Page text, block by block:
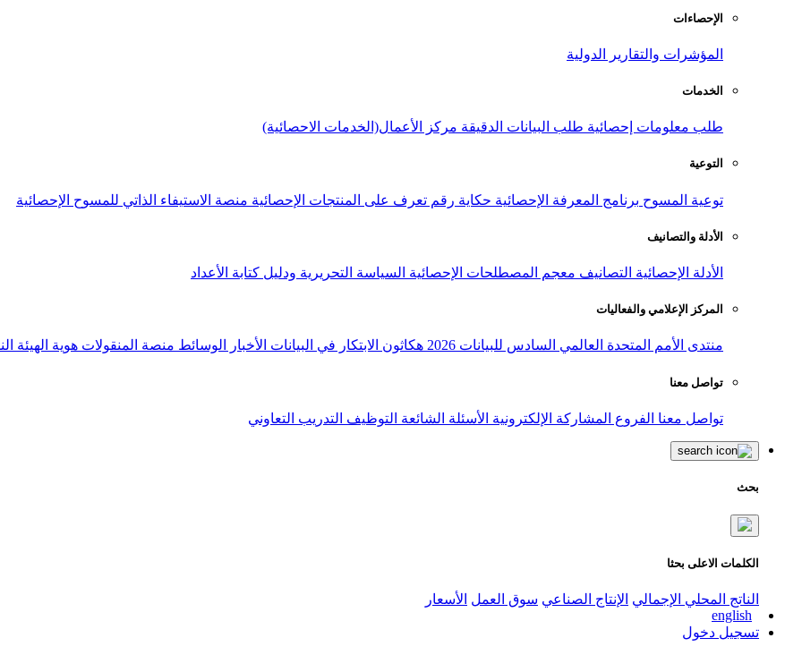
الإحصاءات
المؤشرات والتقارير الدولية
الخدمات
طلب معلومات إحصائية طلب البيانات الدقيقة مركز الأعمال(الخدمات الاحصائية)
التوعية
توعية المسوح برنامج المعرفة الإحصائية حكاية رقم تعرف على المنتجات الإحصائية منصة الاستيفاء الذاتي للمسوح الإحصائية
الأدلة والتصانيف
الأدلة الإحصائية التصانيف معجم المصطلحات الإحصائية السياسة التحريرية ودليل كتابة الأعداد
المركز الإعلامي والفعاليات
منتدى الأمم المتحدة العالمي السادس للبيانات 2026 هكاثون الابتكار في البيانات الأخبار الوسائط منصة المنقولات هوية الهيئة
تواصل معنا
تواصل معنا الفروع المشاركة الإلكترونية الأسئلة الشائعة التوظيف التدريب التعاوني
بحث
الكلمات الاعلى بحثا
الناتج المحلي الإجمالي الإنتاج الصناعي سوق العمل الأسعار
english
تسجيل دخول